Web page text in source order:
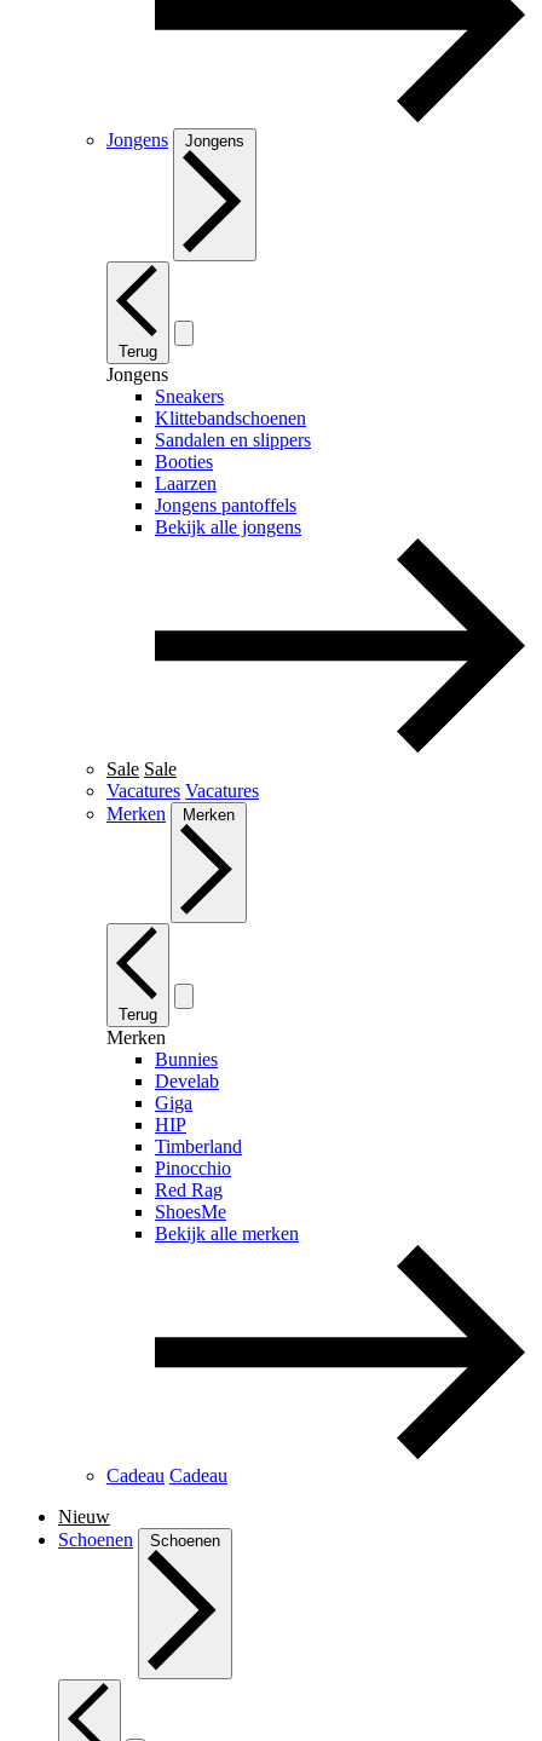
Jongens Jongens
Terug
Jongens
Sneakers
Klittebandschoenen
Sandalen en slippers
Booties
Laarzen
Jongens pantoffels
Bekijk alle jongens
Sale Sale
Vacatures Vacatures
Merken
Merken
Terug
Merken
Bunnies
Develab
Giga
HIP
Timberland
Pinocchio
Red Rag
ShoesMe
Bekijk alle merken
Cadeau Cadeau
Nieuw
Schoenen
Schoenen